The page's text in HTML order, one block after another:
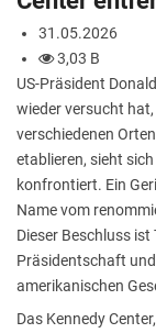
31.05.2026
3,03 B
US-Präsident
wieder versucht
verschiedenen
etablieren, sieht
konfrontiert. Ein
Name vom
Dieser Beschluss
Präsidentschaft und
amerikanischen
Das Kennedy